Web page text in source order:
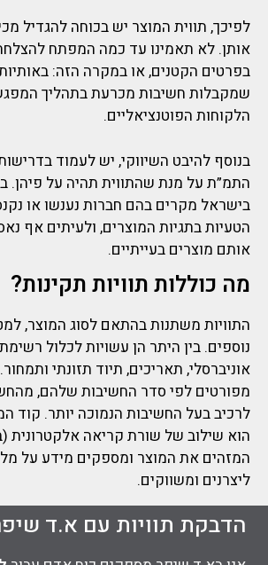
לפיכך, תווית המוצר יש בכוחה להגדיל
אותן. לא תאמינו עד כמה המפתח
בפרטים הקטנים, או במקרה הזה:
שמקבלות חשיבות מכרעת בתהליך
הלקוחות הפוטנציאליים.
בנוסף להיבט השיווקי, יש לעמוד
התמ”ת על מנת שהתווית תהיה על פיהן.
בישראל מקרים בהם חברות נענשו או
הטעיות בתגיות המוצרים, ולעיתים אף
אותם מוצרים בעייתיים.
מה כוללות תוויות תקינות?
התוויות משתנות בהתאם לסוג המוצר,
נוספים. בין היתר הן עשויות לכלול
אוניברסלי, תאריכים, תיוד תזונתי
מפורטים לפי סדר החשיבות שלהם,
לרכיב בעל החשיבות הנמוכה יותר. קוד
הוא שילוב של שורת קריאה אלקטרונית
המזהים את המוצר ומספקים מידע על
ליצרנים ומשווקים.
הדבקת תוויות עם א.ד